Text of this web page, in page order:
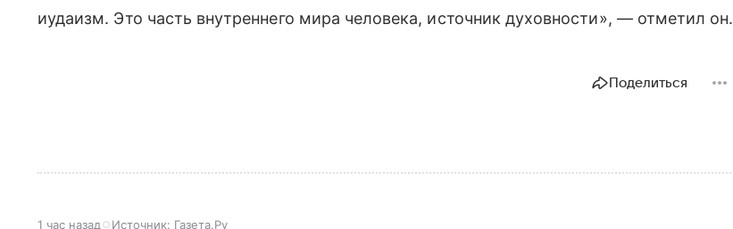
иудаизм. Это часть внутреннего мира человека, источник духовности», — отметил он.
Поделиться
1 час назад Источник: Газета.Ру